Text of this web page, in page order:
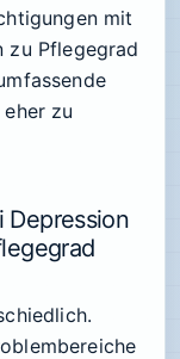
mit
zu Pflegegrad
zu
Depression